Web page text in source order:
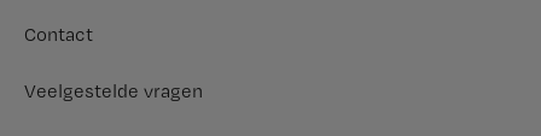
Contact
Veelgestelde vragen